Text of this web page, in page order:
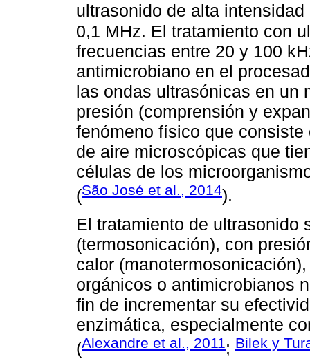
ultrasonido de alta
0,1 MHz. El tratamiento con
frecuencias entre 20 y 100
antimicrobiano en el
las ondas ultrasónicas en un
presión (comprensión y
fenómeno físico que
de aire microscópicas que
células de los
(São José et al., 2014).
El tratamiento de ultrasonido
(termosonicación), con
calor
orgánicos o antimicrobianos
fin de incrementar su
enzimática, especialmente
(Alexandre et al., 2011; Bilek y